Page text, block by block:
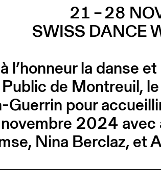
21 – 28
SWISS DANCE
l’honneur la danse
de Montreuil,
pour
2024 avec
Nina Berclaz, et